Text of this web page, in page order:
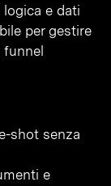
e dati
per gestire
shot senza
e